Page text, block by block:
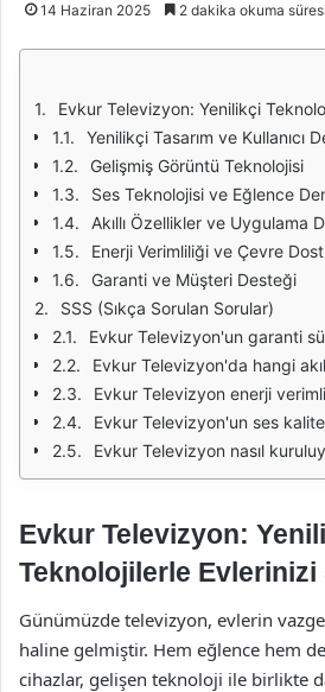
14 Haziran 2025 2 dakika okuma süresi
Evkur Televizyon: Yenilikçi
Yenilikçi Tasarım ve Kullanıcı
Gelişmiş Görüntü Teknolojisi
Ses Teknolojisi ve Eğlence
Akıllı Özellikler ve Uygulama
Enerji Verimliliği ve Çevre
Garanti ve Müşteri Desteği
SSS (Sıkça Sorulan Sorular)
Evkur Televizyon'un garanti
Evkur Televizyon'da hangi
Evkur Televizyon enerji verimliliği
Evkur Televizyon'un ses
Evkur Televizyon nasıl
Evkur Televizyon:
Teknolojilerle Evlerinizi
Günümüzde televizyon, evlerin
haline gelmiştir. Hem eğlence hem
cihazlar, gelişen teknoloji ile birlikte